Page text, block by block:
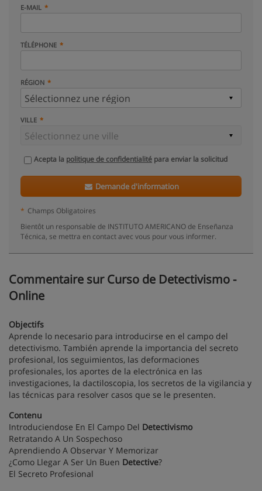
E-MAIL
TÉLÉPHONE
RÉGION
VILLE
Acepta la politique de confidentialité para enviar la solicitud
Demande d'information
* Champs Obligatoires
Bientôt un responsable de INSTITUTO AMERICANO de Enseñanza
Técnica, se mettra en contact avec vous pour vous informer.
Commentaire sur Curso de Detectivismo -
Online
Objectifs
Aprende lo necesario para introducirse en el campo del
detectivismo. También aprende la importancia del secreto
profesional, los seguimientos, las deformaciones
profesionales, los aportes de la electrónica en las
investigaciones, la dactiloscopia, los secretos de la vigilancia y
las técnicas para resolver casos que se le presenten.
Contenu
Introduciendose En El Campo Del Detectivismo
Retratando A Un Sospechoso
Aprendiendo A Observar Y Memorizar
¿Como Llegar A Ser Un Buen Detective?
El Secreto Profesional